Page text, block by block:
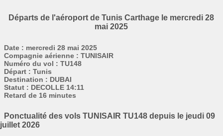
Départs de l'aéroport de Tunis Carthage le mercredi 28
mai 2025
Date : mercredi 28 mai 2025
Compagnie aérienne : TUNISAIR
Numéro du vol : TU148
Départ : Tunis
Destination : DUBAI
Statut : DECOLLE 14:11
Retard de 16 minutes
Ponctualité des vols TUNISAIR TU148 depuis le jeudi 09
juillet 2026